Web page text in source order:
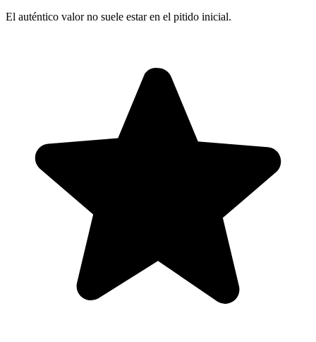
El auténtico valor no suele estar en el pitido inicial.